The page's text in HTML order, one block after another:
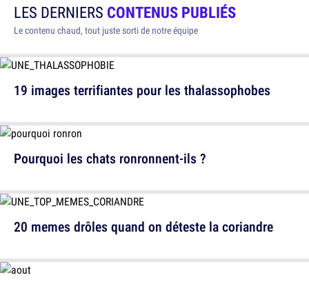
LES DERNIERS CONTENUS PUBLIÉS
Le contenu chaud, tout juste sorti de notre équipe
19 images terrifiantes pour les thalassophobes
20 memes drôles quand on déteste la coriandre
Pourquoi les chats ronronnent-ils ?